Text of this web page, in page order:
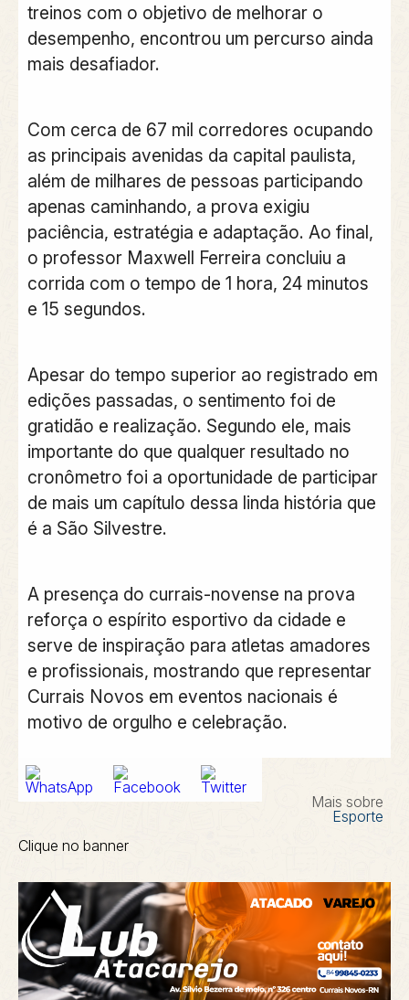
treinos com o objetivo de melhorar o
desempenho, encontrou um percurso ainda
mais desafiador.
Com cerca de 67 mil corredores ocupando
as principais avenidas da capital paulista,
além de milhares de pessoas participando
apenas caminhando, a prova exigiu
paciência, estratégia e adaptação. Ao final,
o professor Maxwell Ferreira concluiu a
corrida com o tempo de 1 hora, 24 minutos
e 15 segundos.
Apesar do tempo superior ao registrado em
edições passadas, o sentimento foi de
gratidão e realização. Segundo ele, mais
importante do que qualquer resultado no
cronômetro foi a oportunidade de participar
de mais um capítulo dessa linda história que
é a São Silvestre.
A presença do currais-novense na prova
reforça o espírito esportivo da cidade e
serve de inspiração para atletas amadores
e profissionais, mostrando que representar
Currais Novos em eventos nacionais é
motivo de orgulho e celebração.
Mais sobre
Esporte
Clique no banner